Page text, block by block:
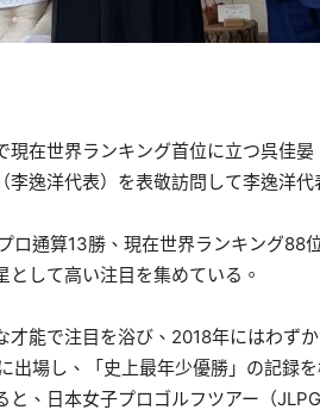
現在世界ランキング首位に立つ呉佳
李逸洋代表）を表敬訪問して李逸洋代
ロ通算13勝、現在世界ランキング88
として高い注目を集めている。
才能で注目を浴び、2018年にはわず
出場し、「史上最年少優勝」の記録
と、日本女子プロゴルフツアー（